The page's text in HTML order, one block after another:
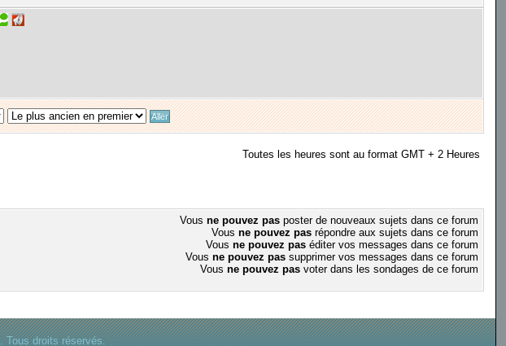
Toutes les heures sont au format GMT + 2 Heures
Vous ne pouvez pasposter de nouveaux sujets dans ce forum
Vous ne pouvez pasrépondre aux sujets dans ce forum
Vous ne pouvez paséditer vos messages dans ce forum
Vous ne pouvez passupprimer vos messages dans ce forum
Vous ne pouvez pasvoter dans les sondages de ce forum
Tous droits réservés.